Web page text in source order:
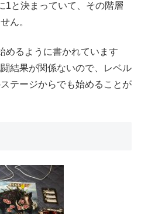
1と決まっていて、その階層
ん。
めるように書かれています
結果が関係ないので、レベル
テージからでも始めることが